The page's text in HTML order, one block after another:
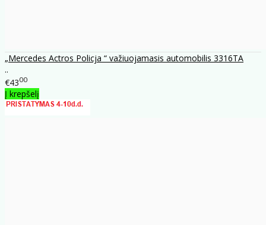
„Mercedes Actros Policja “ važiuojamasis automobilis 3316TA
..
€4300
Į krepšelį